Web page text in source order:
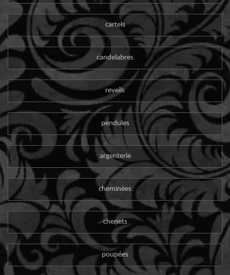
cartels
candelabres
reveils
pendules
argenterie
cheminées
chenets
poupées